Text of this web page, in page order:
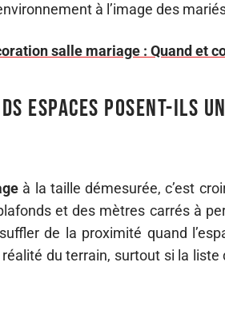
à l’image des
salle mariage : Quand et
espaces posent-ils
à la taille démesurée, c’est
et des mètres carrés à
de la proximité quand
du terrain, surtout si la liste